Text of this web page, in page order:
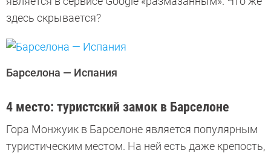
здесь скрывается?
Барселона — Испания
4 место: туристский замок в Барселоне
Гора Монжуик в Барселоне является популярным
туристическим местом. На ней есть даже крепость,